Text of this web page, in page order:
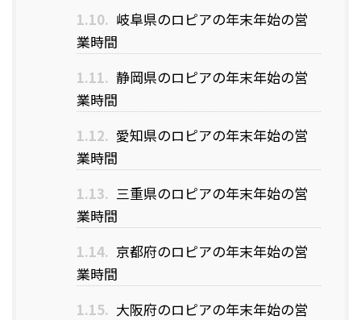
1.10. 岐阜県のロピアの年末年始の営
業時間
1.11. 静岡県のロピアの年末年始の営
業時間
1.12. 愛知県のロピアの年末年始の営
業時間
1.13. 三重県のロピアの年末年始の営
業時間
1.14. 京都府のロピアの年末年始の営
業時間
1.15. 大阪府のロピアの年末年始の営